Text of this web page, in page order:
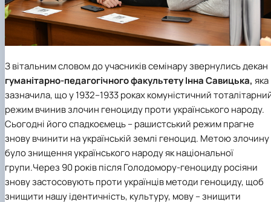
З вітальним словом до учасників семінару звернулись декан
гуманітарно-педагогічного факультетуІнна Савицька, яка
зазначила, що у 1932–1933 роках комуністичний
режим вчинив злочин геноциду проти українського народу.
Сьогодні його спадкоємець – рашистський режим прагне
знову вчинити на українській землі геноцид. Метою злочину
було знищення українського народу як національної
групи.Через 90 років після Голодомору-геноциду росіяни
знову застосовують проти українців методи геноциду, щоб
знищити нашу ідентичність, культуру, мову – знищити